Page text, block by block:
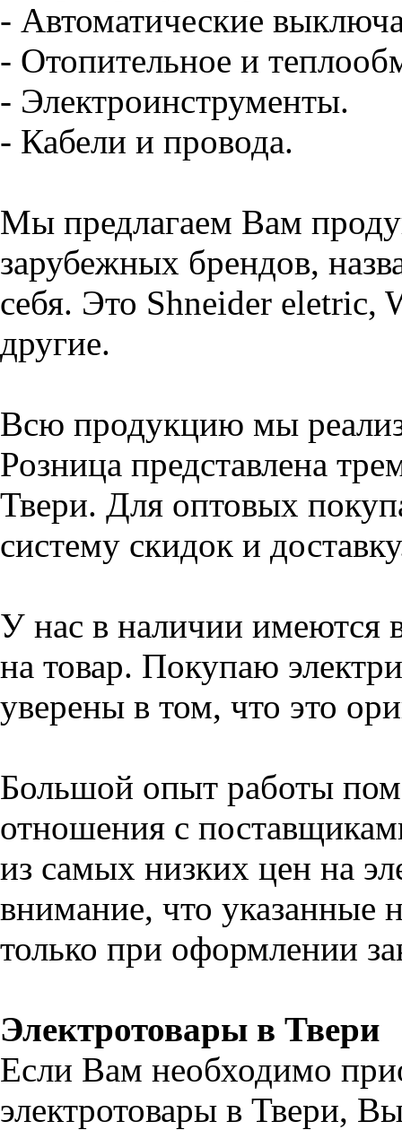
- Автоматические
- Отопительное и
- Электроинструменты.
- Кабели и провода.
Мы предлагаем Вам
зарубежных брендов,
себя. Это Shneider eletric,
другие.
Всю продукцию мы
Розница представлена
Твери. Для оптовых
систему скидок и
У нас в наличии имеются
на товар. Покупаю
уверены в том, что это
Большой опыт работы
отношения с
из самых низких цен на
внимание, что указанные
только при оформлении
Электротовары в Твери
Если Вам необходимо
электротовары в Твери,